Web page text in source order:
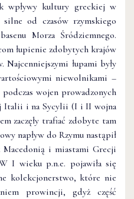
wpływy kultury greckiej w
od czasów rzymskiego
Morza Śródziemnego.
łupienie zdobytych krajów
łupami były
niewolnikami –
wojen prowadzonych
Italii i na Sycylii (I i II wojna
zaczęły trafiać zdobyte tam
napływ do Rzymu nastąpił
i miastami Grecji
I wieku p.n.e. pojawiła się
kolekcjonerstwo, które nie
prowincji, gdyż część